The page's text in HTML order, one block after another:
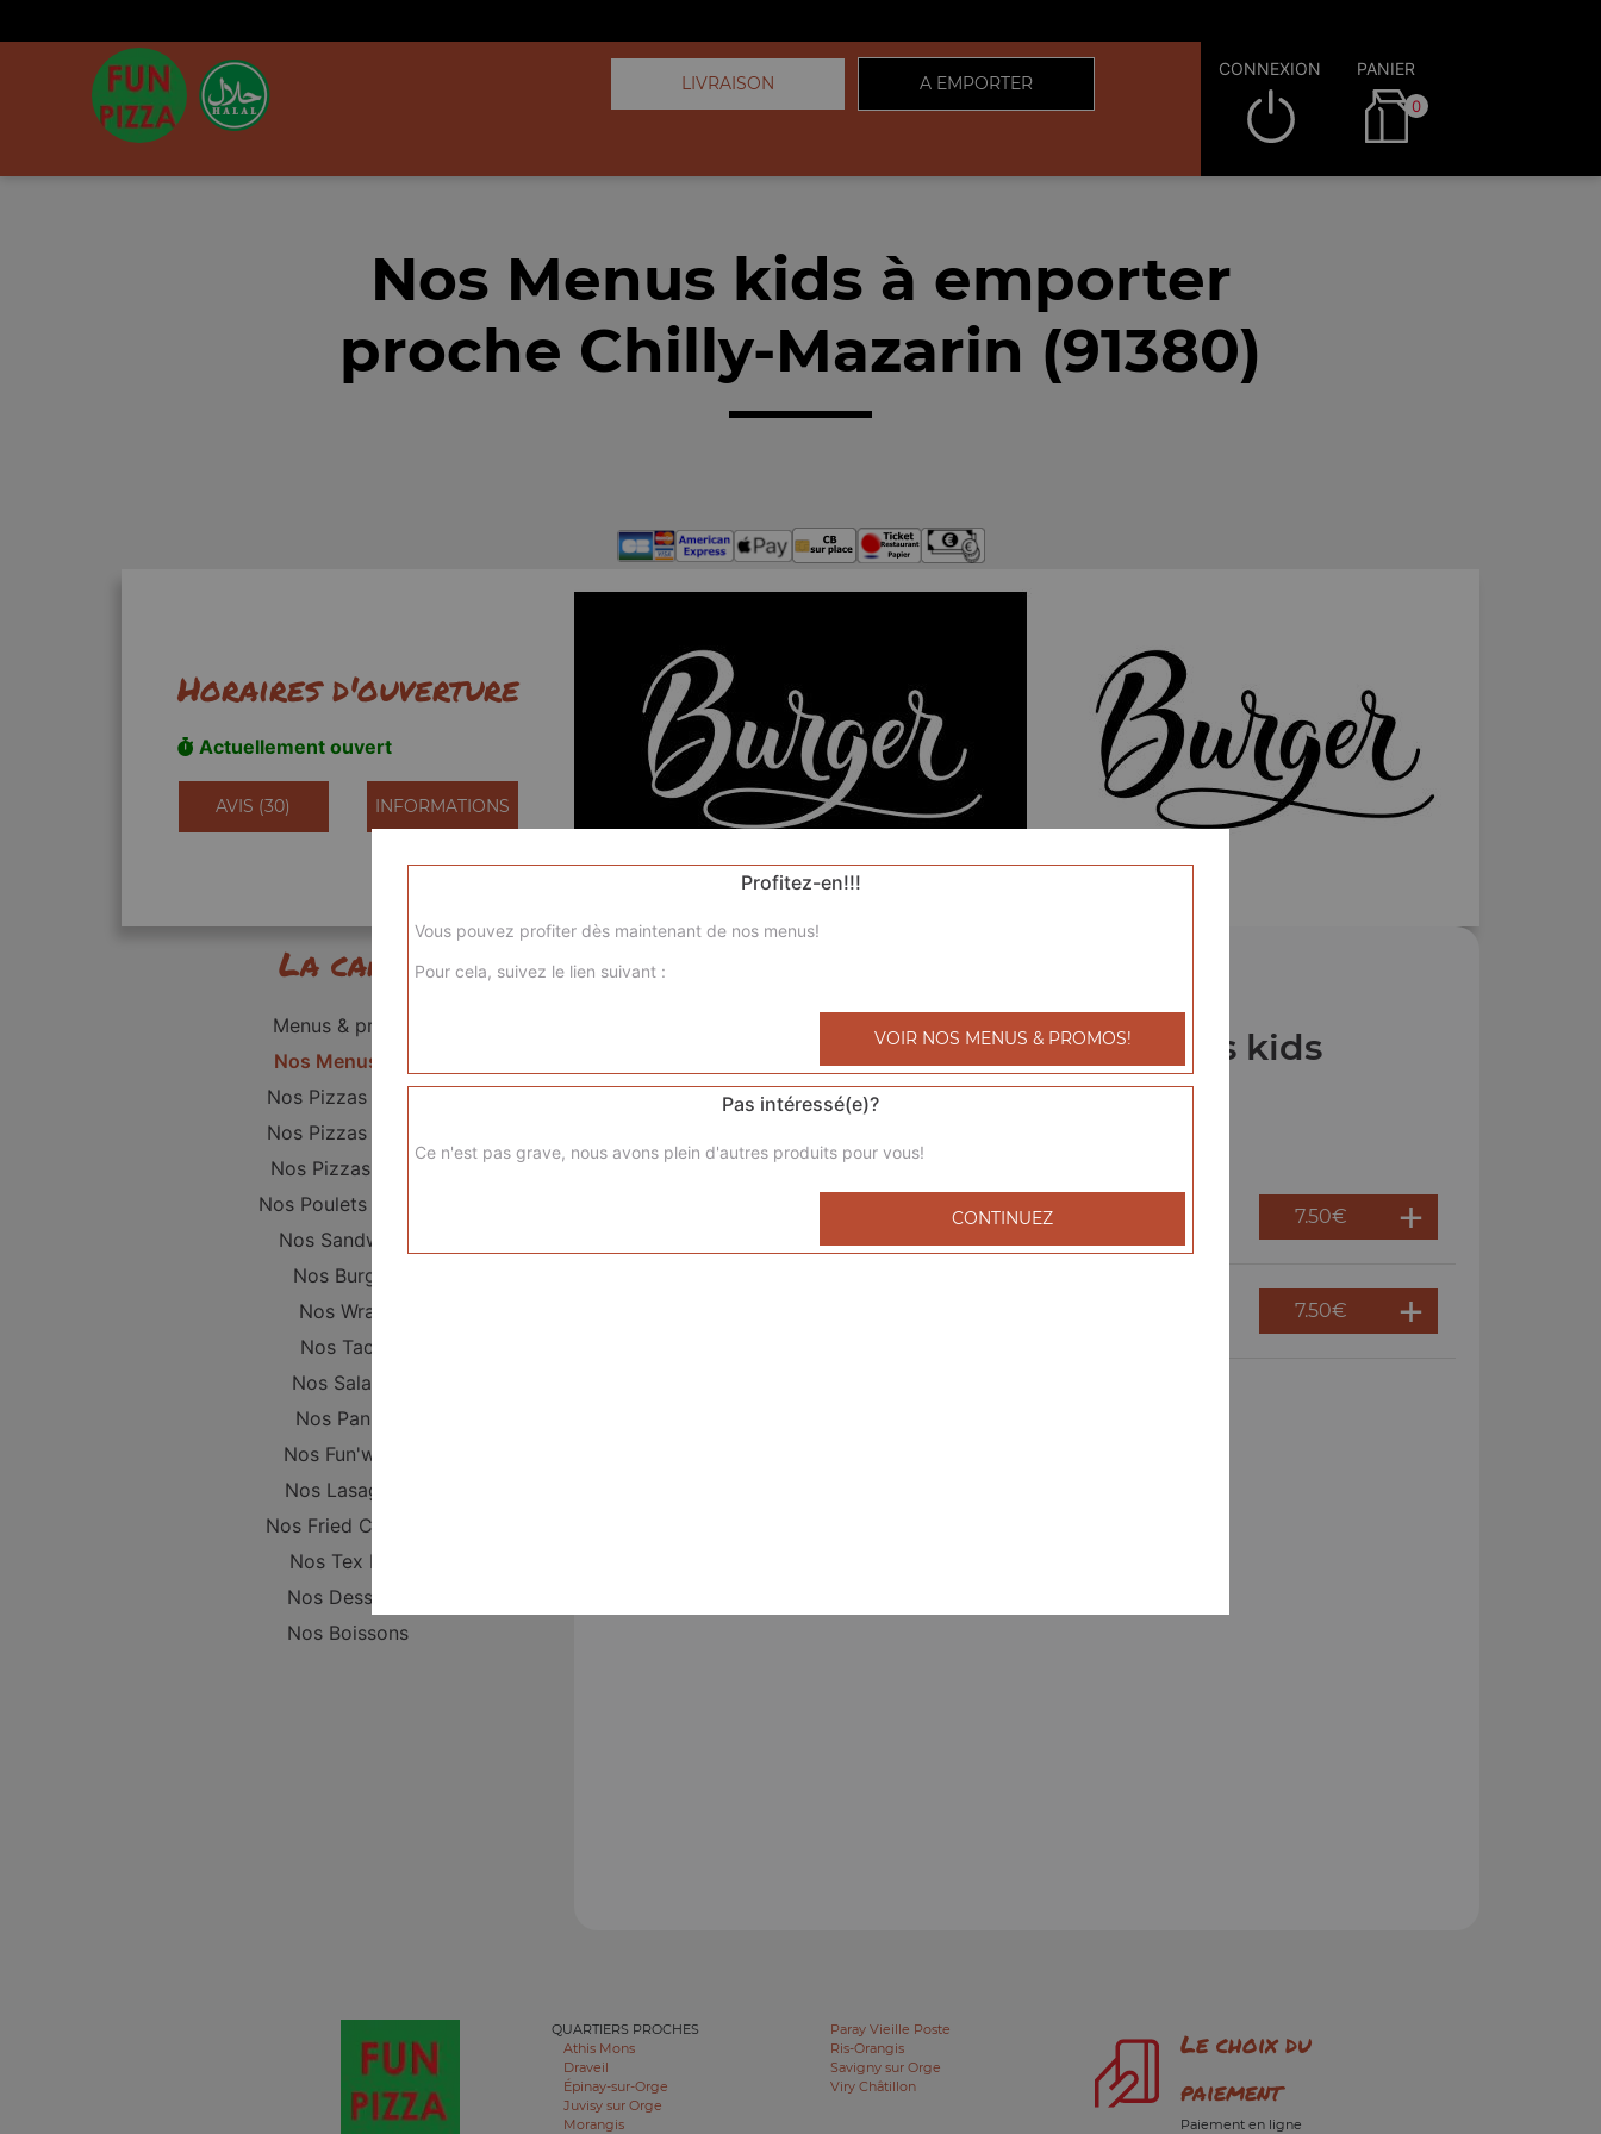
LIVRAISON A EMPORTER
CONNEXION PANIER
0
Nos Menus kids à emporter
proche Chilly-Mazarin (91380)
Horaires d'ouverture
Actuellement ouvert
AVIS (30) INFORMATIONS
La carte
Menus & promos
Nos Menus kids
Nos Pizzas Junior
Nos Pizzas Sénior
Nos Pizzas Méga
Nos Poulets Braisés
Nos Sandwichs
Nos Burgers
Nos Wraps
Nos Tacos
Nos Salades
Nos Paninis
Nos Fun'wichs
Nos Lasagnes
Nos Fried Chicken
Nos Tex Mex
Nos Desserts
Nos Boissons
Nos Menus kids
7.50€
7.50€
QUARTIERS PROCHES
Athis Mons
Draveil
Épinay-sur-Orge
Juvisy sur Orge
Morangis
Paray Vieille Poste
Ris-Orangis
Savigny sur Orge
Viry Châtillon
Le choix du
paiement
Paiement en ligne
Profitez-en!!!
Vous pouvez profiter dès maintenant de nos menus!
Pour cela, suivez le lien suivant :
VOIR NOS MENUS & PROMOS!
Pas intéressé(e)?
Ce n'est pas grave, nous avons plein d'autres produits pour vous!
CONTINUEZ